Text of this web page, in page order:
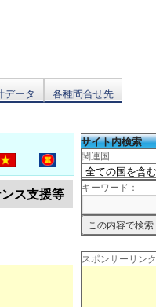
データ 各種問合せ先
ス支援等
サイト内検索
関連国
キーワード：
スポンサーリンク